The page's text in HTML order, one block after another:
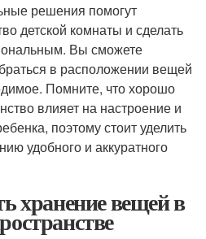
решения помогут
детской комнаты и сделать
Вы сможете
в расположении вещей
Помните, что хорошо
влияет на настроение и
поэтому стоит уделить
удобного и аккуратного
хранение вещей в